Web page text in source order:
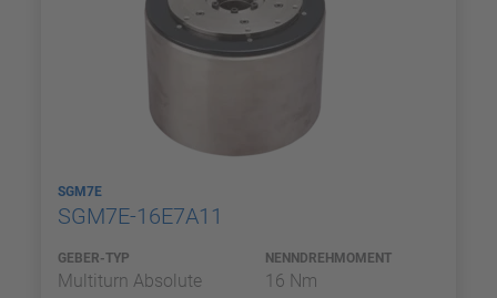
SGM7E
SGM7E-16E7A11
GEBER-TYP
Multiturn Absolute
NENNDREHMOMENT
16 Nm